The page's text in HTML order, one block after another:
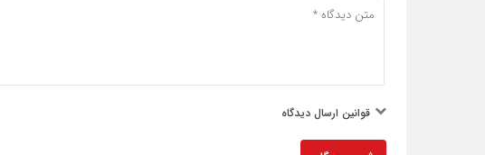
قوانین ارسال دیدگاه